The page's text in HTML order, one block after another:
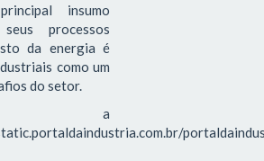
insumo
processos
da energia é
como um
do setor.
a